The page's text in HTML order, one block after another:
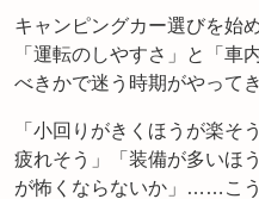
キャンピングカー選びを始
「運転のしやすさ」と「車
べきかで迷う時期がやってき
「小回りがきくほうが楽そ
疲れそう」「装備が多いほ
が怖くならないか」……こ